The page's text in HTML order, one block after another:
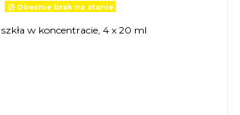
Obecnie brak na stanie
w koncentracie, 4 x 20 ml